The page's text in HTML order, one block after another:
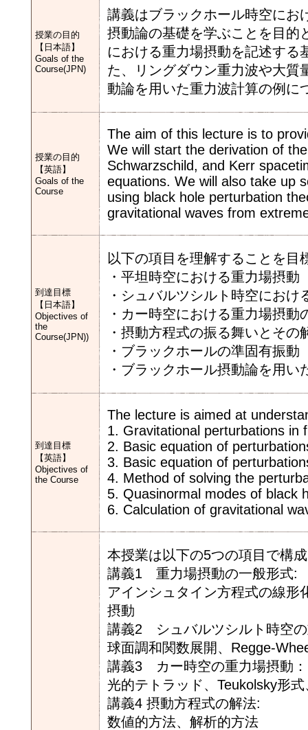
授業の目的
【日本語】
Goals of the
Course(JPN)
講義はブラックホール時空にお
摂動論の基礎を学ぶことを目的
における重力場摂動を記述する
た、リングダウン重力波や大質
動論を用いた重力波計算の例に
授業の目的
【英語】
Goals of the
Course
The aim of this lecture is to
We will start the derivation of
Schwarzschild, and Kerr
equations. We will also take up
using black hole perturbation
gravitational waves from
到達目標
【日本語】
Objectives of
the
Course(JPN))
以下の項目を理解することを
・平坦時空における重力場摂動
・シュバルツシルト時空にお
・カー時空における重力場摂動
・摂動方程式の振る舞いとその
・ブラックホールの準固有振動
・ブラックホール摂動論を用い
到達目標
【英語】
Objectives of
the Course
The lecture is aimed at
1. Gravitational perturbations in
2. Basic equation of
3. Basic equation of
4. Method of solving the
5. Quasinormal modes of black
6. Calculation of gravitational
本授業は以下の5つの項目で構
講義1 重力場摂動の一般形式:
アインシュタイン方程式の線形
摂動
講義2 シュバルツシルト時空
球面調和関数展開、Regge-
講義3 カー時空の重力場摂動：
光的テトラッド、Teukolsky形
講義4 摂動方程式の解法:
数値的方法、解析的方法